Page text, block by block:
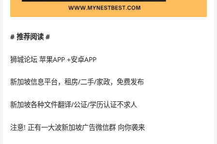
# 推荐阅读 #
狮城论坛 苹果APP +安卓APP
新加坡信息平台，租房/二手/家政，免费发布
新加坡各种文件翻译/公证/学历认证不求人
注意! 正有一大波新加坡广告微信群 向你袭来